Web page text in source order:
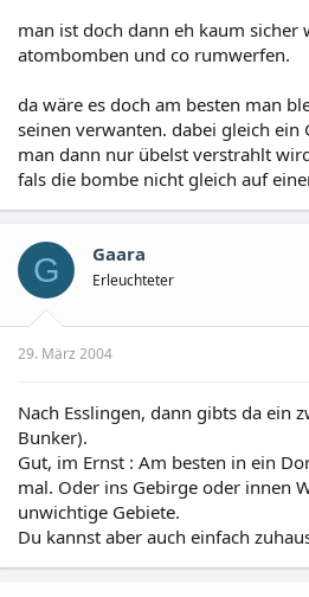
man ist doch dann eh kaum sicher
atombomben und co rumwerfen.
da wäre es doch am besten man
seinen verwanten. dabei gleich ein
man dann nur übelst verstrahlt
fals die bombe nicht gleich auf
G Gaara
Erleuchteter
29. März 2004
Nach Esslingen, dann gibts da ein
Bunker).
Gut, im Ernst : Am besten in ein
mal. Oder ins Gebirge oder innen
unwichtige Gebiete.
Du kannst aber auch einfach